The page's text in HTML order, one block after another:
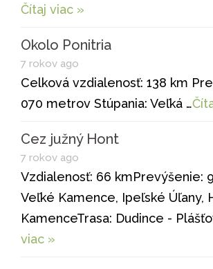
Čítaj viac »
Okolo Ponitria
7 rokov ago
Celková vzdialenosť: 138 km
070 metrov Stúpania: Veľká …
Cez južný Hont
7 rokov ago
Vzdialenosť: 66 kmPrevýšenie:
Veľké Kamence, Ipeľské Úľany,
KamenceTrasa: Dudince -
viac »